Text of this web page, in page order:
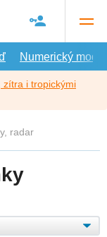
Numerický model
zítra i tropickými
radar